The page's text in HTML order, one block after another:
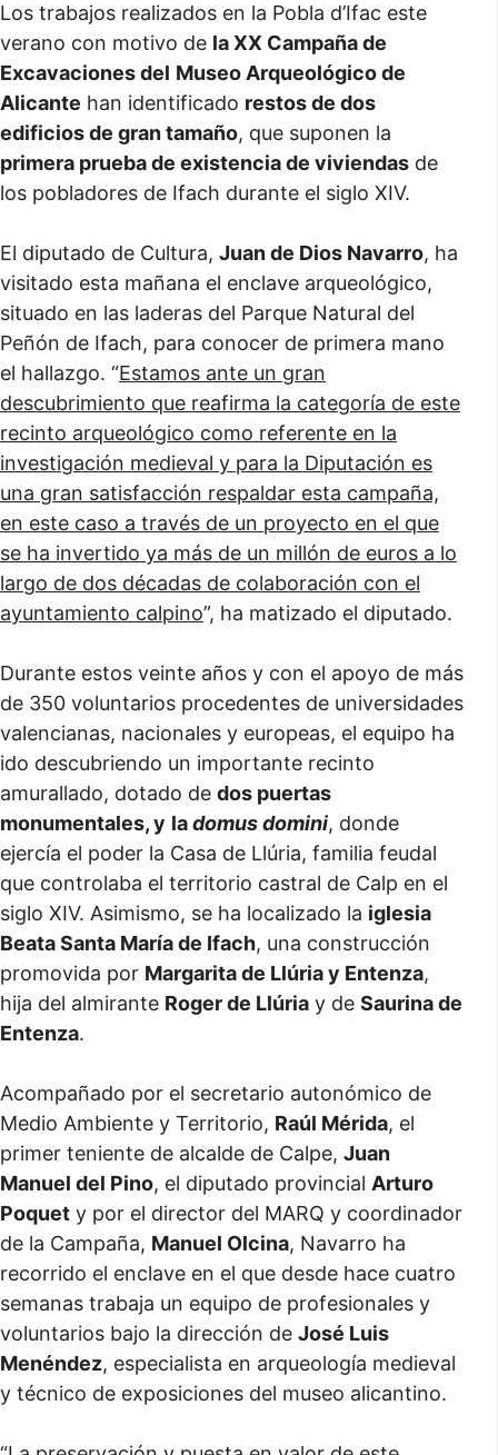
Los trabajos realizados en la Pobla d’Ifac este
verano con motivo de la XX Campaña de
Excavaciones del Museo Arqueológico de
Alicante han identificado restos de dos
edificios de gran tamaño, que suponen la
primera prueba de existencia de viviendas de
los pobladores de Ifach durante el siglo XIV.
El diputado de Cultura, Juan de Dios Navarro, ha
visitado esta mañana el enclave arqueológico,
situado en las laderas del Parque Natural del
Peñón de Ifach, para conocer de primera mano
el hallazgo. “Estamos ante un gran
descubrimiento que reafirma la categoría de este
recinto arqueológico como referente en la
investigación medieval y para la Diputación es
una gran satisfacción respaldar esta campaña,
en este caso a través de un proyecto en el que
se ha invertido ya más de un millón de euros a lo
largo de dos décadas de colaboración con el
ayuntamiento calpino”, ha matizado el diputado.
Durante estos veinte años y con el apoyo de más
de 350 voluntarios procedentes de universidades
valencianas, nacionales y europeas, el equipo ha
ido descubriendo un importante recinto
amurallado, dotado de dos puertas
monumentales, y ladomus domini, donde
ejercía el poder la Casa de Llúria, familia feudal
que controlaba el territorio castral de Calp en el
siglo XIV. Asimismo, se ha localizado la iglesia
Beata Santa María de Ifach, una construcción
promovida por Margarita de Llúria y Entenza,
hija del almirante Roger de Llúria y de Saurina de
Entenza.
Acompañado por el secretario autonómico de
Medio Ambiente y Territorio, Raúl Mérida, el
primer teniente de alcalde de Calpe, Juan
Manuel del Pino, el diputado provincial Arturo
Poquet y por el director del MARQ y coordinador
de la Campaña, Manuel Olcina, Navarro ha
recorrido el enclave en el que desde hace cuatro
semanas trabaja un equipo de profesionales y
voluntarios bajo la dirección de José Luis
Menéndez, especialista en arqueología medieval
y técnico de exposiciones del museo alicantino.